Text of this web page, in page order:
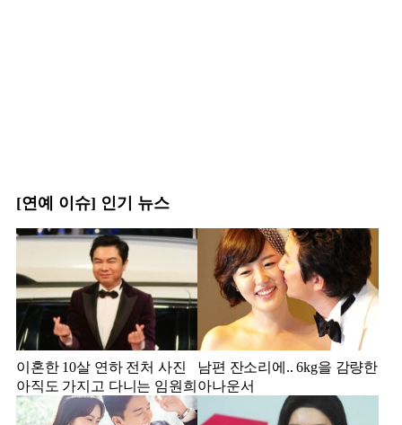
[연예 이슈] 인기 뉴스
이혼한 10살 연하 전처 사진
아직도 가지고 다니는 임원희
남편 잔소리에.. 6kg을 감량한
아나운서